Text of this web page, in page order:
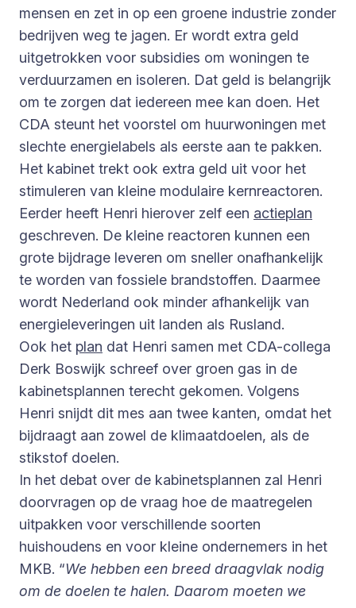
mensen en zet in op een groene industrie zonder
bedrijven weg te jagen. Er wordt extra geld
uitgetrokken voor subsidies om woningen te
verduurzamen en isoleren. Dat geld is belangrijk
om te zorgen dat iedereen mee kan doen. Het
CDA steunt het voorstel om huurwoningen met
slechte energielabels als eerste aan te pakken.
Het kabinet trekt ook extra geld uit voor het
stimuleren van kleine modulaire kernreactoren.
Eerder heeft Henri hierover zelf een actieplan
geschreven. De kleine reactoren kunnen een
grote bijdrage leveren om sneller onafhankelijk
te worden van fossiele brandstoffen. Daarmee
wordt Nederland ook minder afhankelijk van
energieleveringen uit landen als Rusland.
Ook het plan dat Henri samen met CDA-collega
Derk Boswijk schreef over groen gas in de
kabinetsplannen terecht gekomen. Volgens
Henri snijdt dit mes aan twee kanten, omdat het
bijdraagt aan zowel de klimaatdoelen, als de
stikstof doelen.
In het debat over de kabinetsplannen zal Henri
doorvragen op de vraag hoe de maatregelen
uitpakken voor verschillende soorten
huishoudens en voor kleine ondernemers in het
MKB. “We hebben een breed draagvlak nodig
om de doelen te halen. Daarom moeten we